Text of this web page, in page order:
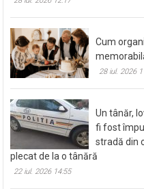
Cum
28 iul. 2026
Un tânăr,
fi fost
stradă din
plecat de la o tânără
22 iul. 2026 14:55